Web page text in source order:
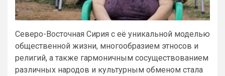
Северо-Восточная Сирия с её уникальной моделью
общественной жизни, многообразием этносов и
религий, а также гармоничным сосуществованием
различных народов и культурным обменом стала